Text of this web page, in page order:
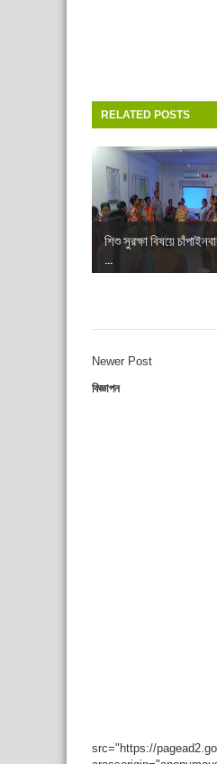
RELATED POSTS
শিশু সুরক্ষা বিষয়ে
...
Newer Post
বিজ্ঞাপন
src="https://